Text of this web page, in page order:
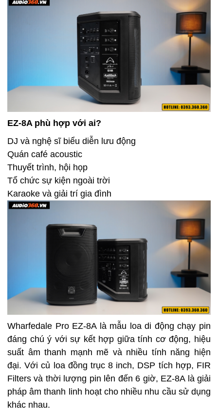
EZ-8A phù hợp với ai?
DJ và nghệ sĩ biểu diễn lưu động
Quán café acoustic
Thuyết trình, hội họp
Tổ chức sự kiện ngoài trời
Karaoke và giải trí gia đình
Wharfedale Pro EZ-8A là mẫu loa di động chạy pin
đáng chú ý với sự kết hợp giữa tính cơ động, hiệu
suất âm thanh mạnh mẽ và nhiều tính năng hiện
đại. Với củ loa đồng trục 8 inch, DSP tích hợp, FIR
Filters và thời lượng pin lên đến 6 giờ, EZ-8A là giải
pháp âm thanh linh hoạt cho nhiều nhu cầu sử dụng
khác nhau.